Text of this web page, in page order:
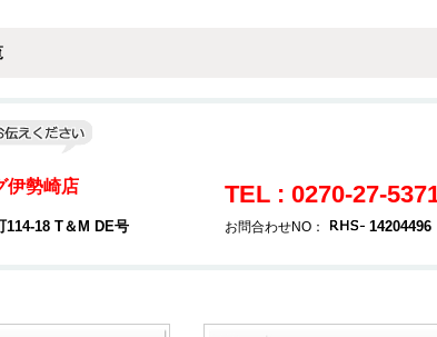
伊勢崎店
114-18 T＆M DE号
TEL : 0270-27-
お問合わせNO： 14204496